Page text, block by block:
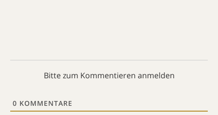
Bitte zum Kommentieren anmelden
0 KOMMENTARE